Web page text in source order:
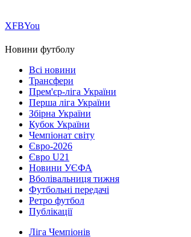
ХFBYou
Новини футболу
Всі новини
Трансфери
Прем'єр-ліга України
Перша ліга України
Збірна України
Кубок України
Чемпіонат світу
Євро-2026
Євро U21
Новини УЄФА
Вболівальниця тижня
Футбольні передачі
Ретро футбол
Публікації
Ліга Чемпіонів